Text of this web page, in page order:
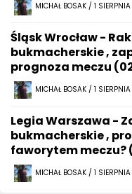
MICHAŁ BOSAK / 1
Śląsk Wrocław -
bukmacherskie ,
prognoza meczu
MICHAŁ BOSAK / 1
Legia Warszawa -
bukmacherskie ,
faworytem meczu?
MICHAŁ BOSAK / 1